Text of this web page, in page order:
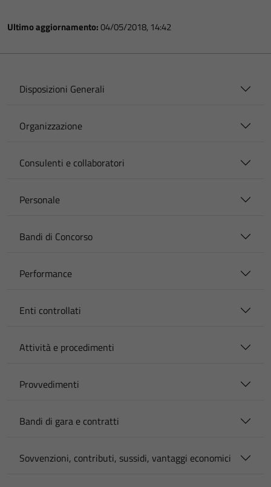
Ultimo aggiornamento:04/05/2018, 14:42
Disposizioni Generali
Organizzazione
Consulenti e collaboratori
Personale
Bandi di Concorso
Performance
Enti controllati
Attività e procedimenti
Provvedimenti
Bandi di gara e contratti
Sovvenzioni, contributi, sussidi, vantaggi economici